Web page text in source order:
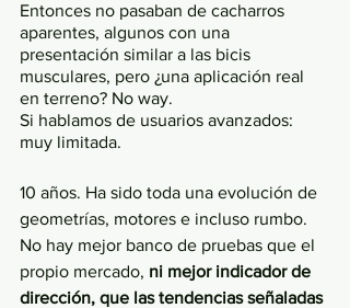
Entonces no pasaban de cacharros
aparentes, algunos con una
presentación similar a las bicis
musculares, pero ¿una aplicación real
en terreno? No way.
Si hablamos de usuarios avanzados:
muy limitada.
10 años. Ha sido toda una evolución de
geometrías, motores e incluso rumbo.
No hay mejor banco de pruebas que el
propio mercado, ni mejor indicador de
dirección, que las tendencias señaladas